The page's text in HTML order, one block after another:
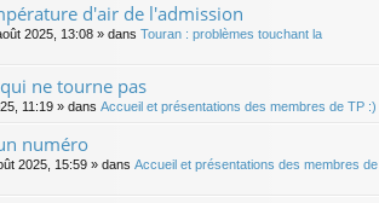
d'air de l'admission
2025, 13:08 » dans Touran : problèmes touchant la
ne tourne pas
11:19 » dans Accueil et présentations des membres de TP :)
numéro
2025, 15:59 » dans Accueil et présentations des membres de